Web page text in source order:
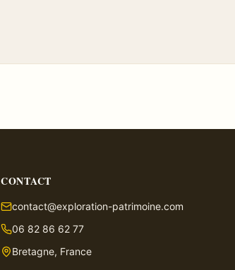
CONTACT
contact@exploration-patrimoine.com
06 82 86 62 77
Bretagne, France